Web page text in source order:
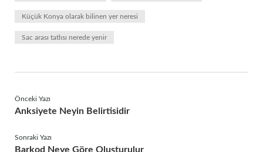
Küçük Konya olarak bilinen yer neresi
Sac arası tatlısı nerede yenir
Önceki Yazı
Anksiyete Neyin Belirtisidir
Sonraki Yazı
Barkod Neye Göre Oluşturulur